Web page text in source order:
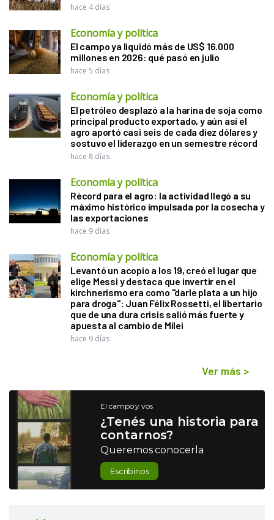
hace 4 días
Economía y política
El campo ya liquidó más de US$ 16.000
millones en 2026: qué pasó en julio
hace 5 días
Economía y política
El petróleo desplazó a la harina de soja como
principal producto exportado, y aún así el
agro aportó casi seis de cada diez dólares y
sostuvo el liderazgo en un semestre récord
hace 8 días
Economía y política
Récord para el agro: la actividad llegó a su
máximo histórico impulsada por la cosecha y
las exportaciones
hace 9 días
Economía y política
Levantó un acopio a los 19, creó el lugar que
elige Messi y destaca que invertir en el
kirchnerismo era como "darle plata a un hijo
para droga": Juan Félix Rossetti, el libertario
que de una dura crisis salió más fuerte y
apuesta al cambio de Milei
hace 9 días
Ver más >
El campo y vos
¿Tenés una historia para
contarnos?
Queremos conocerla
Escribinos